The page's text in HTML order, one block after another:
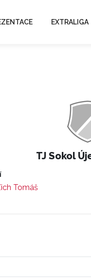
EXTRALIGA
TJ Sokol
Tomáš